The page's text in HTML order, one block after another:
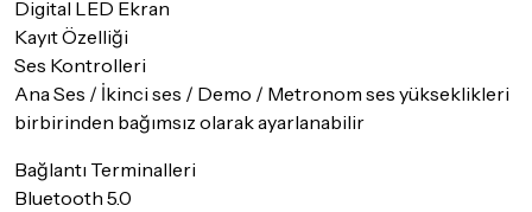
Digital LED Ekran
Kayıt Özelliği
Ses Kontrolleri
Ana Ses / İkinci ses / Demo / Metronom ses yükseklikleri
birbirinden bağımsız olarak ayarlanabilir
Bağlantı Terminalleri
Bluetooth 5.0